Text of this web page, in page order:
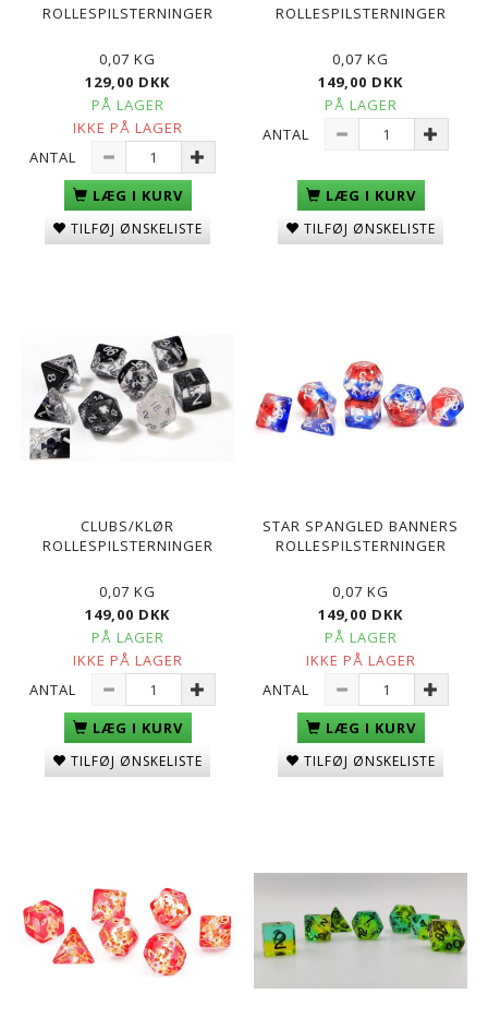
ROLLESPILSTERNINGER
0,07 KG
129,00 DKK
PÅ LAGER
IKKE PÅ LAGER
ANTAL
LÆG I KURV
TILFØJ ØNSKELISTE
ROLLESPILSTERNINGER
0,07 KG
149,00 DKK
PÅ LAGER
ANTAL
LÆG I KURV
TILFØJ ØNSKELISTE
CLUBS/KLØR
ROLLESPILSTERNINGER
0,07 KG
149,00 DKK
PÅ LAGER
IKKE PÅ LAGER
ANTAL
LÆG I KURV
TILFØJ ØNSKELISTE
STAR SPANGLED BANNERS
ROLLESPILSTERNINGER
0,07 KG
149,00 DKK
PÅ LAGER
IKKE PÅ LAGER
ANTAL
LÆG I KURV
TILFØJ ØNSKELISTE